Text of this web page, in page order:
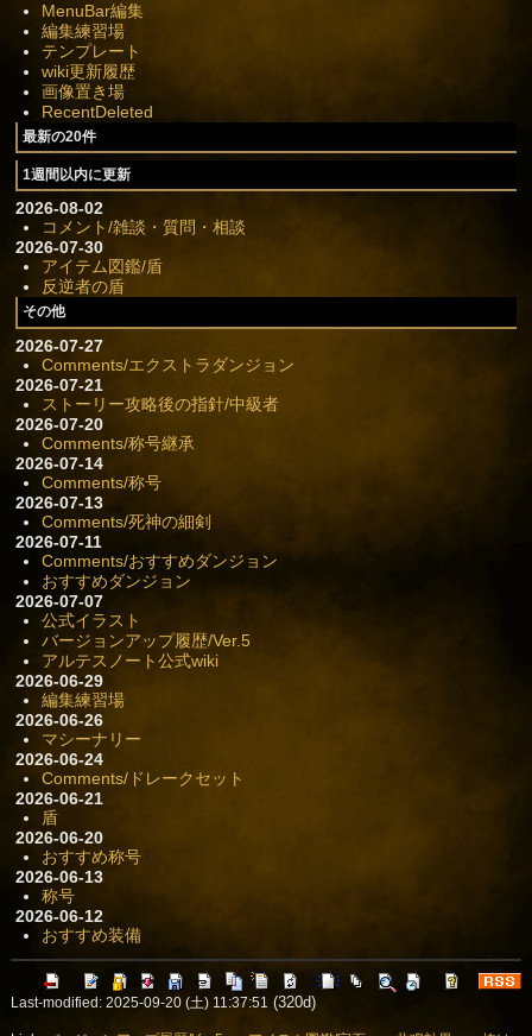
MenuBar編集
編集練習場
テンプレート
wiki更新履歴
画像置き場
RecentDeleted
最新の20件
1週間以内に更新
2026-08-02
コメント/雑談・質問・相談
2026-07-30
アイテム図鑑/盾
反逆者の盾
その他
2026-07-27
Comments/エクストラダンジョン
2026-07-21
ストーリー攻略後の指針/中級者
2026-07-20
Comments/称号継承
2026-07-14
Comments/称号
2026-07-13
Comments/死神の細剣
2026-07-11
Comments/おすすめダンジョン
おすすめダンジョン
2026-07-07
公式イラスト
バージョンアップ履歴/Ver.5
アルテスノート公式wiki
2026-06-29
編集練習場
2026-06-26
マシーナリー
2026-06-24
Comments/ドレークセット
2026-06-21
盾
2026-06-20
おすすめ称号
2026-06-13
称号
2026-06-12
おすすめ装備
Last-modified: 2025-09-20 (土) 11:37:51 (320d)